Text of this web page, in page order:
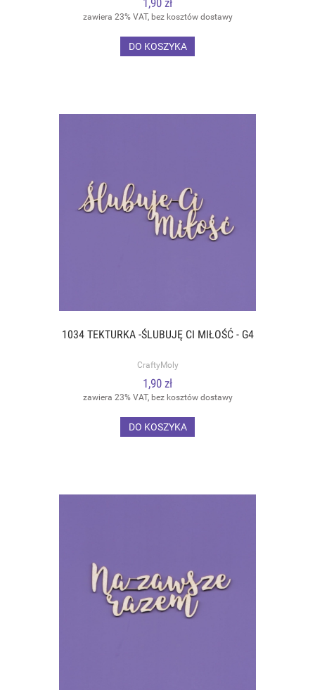
1,90 zł
zawiera 23% VAT, bez kosztów dostawy
DO KOSZYKA
1034 TEKTURKA -ŚLUBUJĘ CI MIŁOŚĆ - G4
CraftyMoly
1,90 zł
zawiera 23% VAT, bez kosztów dostawy
DO KOSZYKA